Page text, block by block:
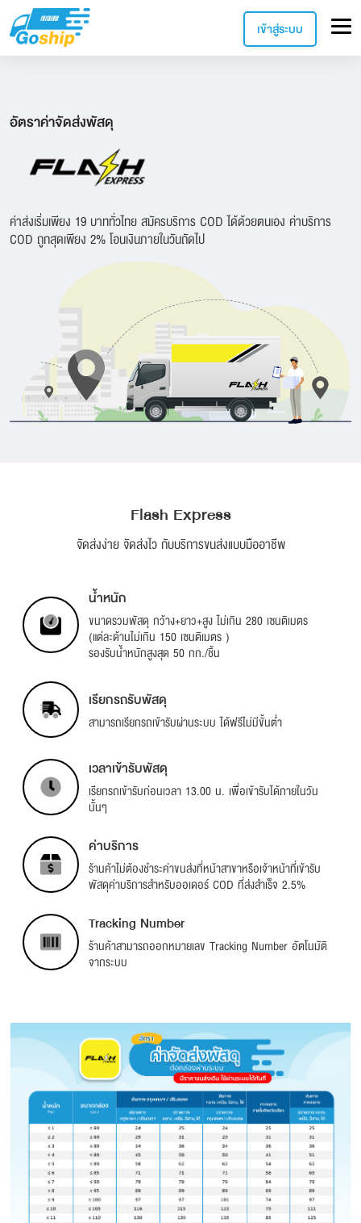
เข้าสู่ระบบ
อัตราค่าจัดส่งพัสดุ
ค่าส่งเริ่มเพียง 19 บาททั่วไทย สมัครบริการ COD ได้ด้วยตนเอง ค่าบริการ
COD ถูกสุดเพียง 2% โอนเงินภายในวันถัดไป
Flash Express
จัดส่งง่าย จัดส่งไว กับบริการขนส่งแบบมืออาชีพ
น้ำหนัก
ขนาดรวมพัสดุ กว้าง+ยาว+สูง ไม่เกิน 280 เซนติเมตร
(แต่ละด้านไม่เกิน 150 เซนติเมตร )
รองรับน้ำหนักสูงสุด 50 กก./ชิ้น
เรียกรถรับพัสดุ
สามารถเรียกรถเข้ารับผ่านระบบ ได้ฟรีไม่มีขั้นต่ำ
เวลาเข้ารับพัสดุ
เรียกรถเข้ารับก่อนเวลา 13.00 น. เพื่อเข้ารับได้ภายในวัน
นั้นๆ
ค่าบริการ
ร้านค้าไม่ต้องชำระค่าขนส่งที่หน้าสาขาหรือเจ้าหน้าที่เข้ารับ
พัสดุค่าบริการสำหรับออเดอร์ COD ที่ส่งสำเร็จ 2.5%
Tracking Number
ร้านค้าสามารถออกหมายเลข Tracking Number อัตโนมัติ
จากระบบ